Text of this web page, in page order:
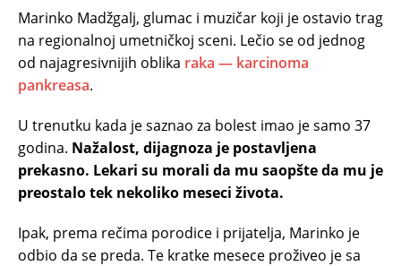
Marinko Madžgalj, glumac i muzičar koji je ostavio trag
na regionalnoj umetničkoj sceni. Lečio se od jednog
od najagresivnijih oblika raka — karcinoma
pankreasa.
U trenutku kada je saznao za bolest imao je samo 37
godina. Nažalost, dijagnoza je postavljena
prekasno. Lekari su morali da mu saopšte da mu je
preostalo tek nekoliko meseci života.
Ipak, prema rečima porodice i prijatelja, Marinko je
odbio da se preda. Te kratke mesece proživeo je sa